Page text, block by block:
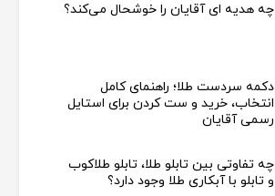
چه هدیه‌ ای آقایان را خوشحال می‌کند؟
دکمه سردست طلا؛ راهنمای کامل
انتخاب، خرید و ست کردن برای استایل
رسمی آقایان
چه تفاوتی بین تابلو طلا، تابلو طلاکوب
و تابلو با آبکاری طلا وجود دارد؟